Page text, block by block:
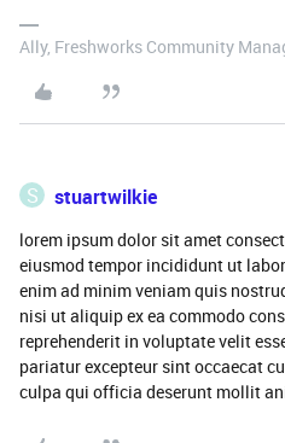
Ally, Freshworks Community
S stuartwilkie
lorem ipsum dolor sit amet
eiusmod tempor incididunt ut
enim ad minim veniam quis
nisi ut aliquip ex ea commodo
reprehenderit in voluptate velit
pariatur excepteur sint occaecat
culpa qui officia deserunt mollit